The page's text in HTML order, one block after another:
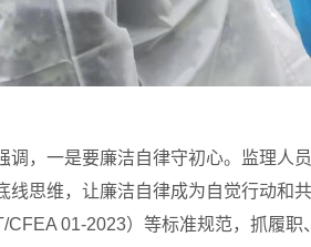
调，一是要廉洁自律守初心。监理人
线思维，让廉洁自律成为自觉行动和
CFEA 01-2023）等标准规范，抓履